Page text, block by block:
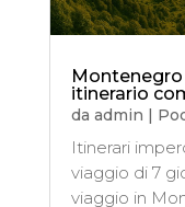
Montenegro
itinerario
da admin |
Itinerari
viaggio di 7
viaggio in